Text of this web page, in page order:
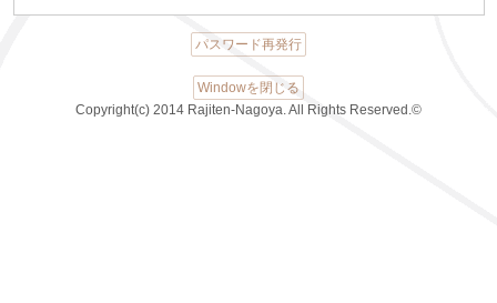
パスワード再発行
Windowを閉じる
Copyright(c) 2014 Rajiten-Nagoya. All Rights Reserved.©